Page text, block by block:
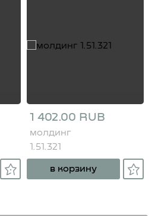
1 402.00 RUB
молдинг
1.51.321
в корзину